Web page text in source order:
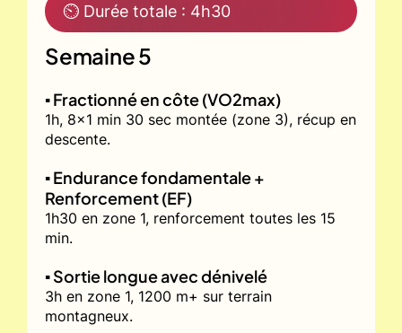
⏲ Durée totale : 4h30
Semaine 5
▪️ Fractionné en côte (VO2max)
1h, 8x1 min 30 sec montée (zone 3), récup en
descente.
▪️ Endurance fondamentale +
Renforcement (EF)
1h30 en zone 1, renforcement toutes les 15
min.
▪️ Sortie longue avec dénivelé
3h en zone 1, 1200 m+ sur terrain
montagneux.